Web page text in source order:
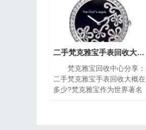
二手梵克雅宝手表回收大概在多少?(梵克雅宝高价回收指南)
梵克雅宝回收中心分享：
二手梵克雅宝手表回收大概在
多少?梵克雅宝作为世界著名